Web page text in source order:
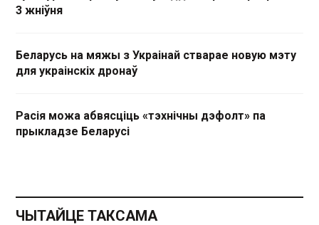
3 жніўня
Беларусь на мяжы з Украінай стварае новую мэту
для украінскіх дронаў
Расія можа абвясціць «тэхнічны дэфолт» па
прыкладзе Беларусі
ЧЫТАЙЦЕ ТАКСАМА